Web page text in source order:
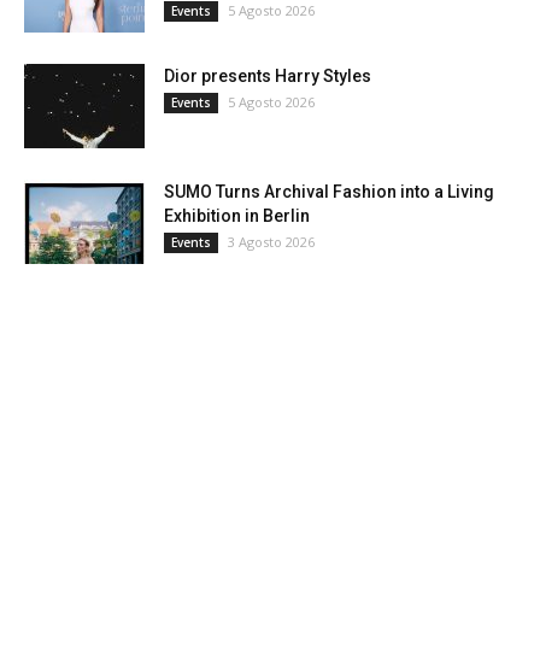
Events 5 Agosto 2026
Dior presents Harry Styles
Events 5 Agosto 2026
SUMO Turns Archival Fashion into a Living
Exhibition in Berlin
Events 3 Agosto 2026